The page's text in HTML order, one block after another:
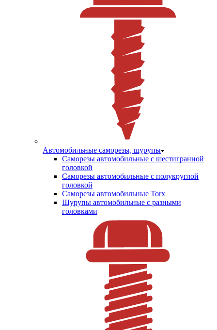
Автомобильные саморезы, шурупы
Саморезы автомобильные с шестигранной
головкой
Саморезы автомобильные с полукруглой
головкой
Саморезы автомобильные Torx
Шурупы автомобильные с разными
головками